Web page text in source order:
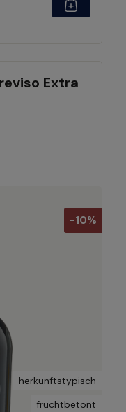
Extra
-10%
herkunftstypisch
fruchtbetont